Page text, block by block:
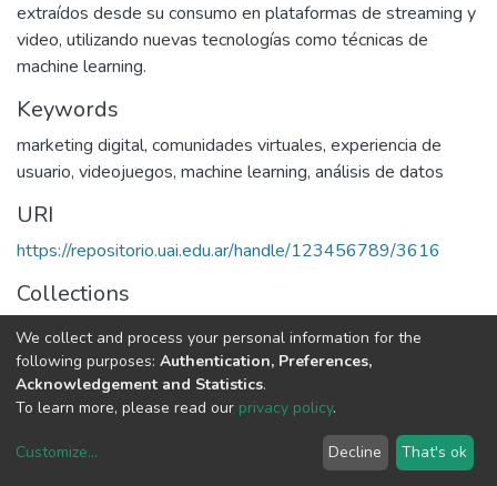
extraídos desde su consumo en plataformas de streaming y
video, utilizando nuevas tecnologías como técnicas de
machine learning.
Keywords
marketing digital, comunidades virtuales, experiencia de
usuario, videojuegos, machine learning, análisis de datos
URI
https://repositorio.uai.edu.ar/handle/123456789/3616
Collections
INGENIERÍA EN SISTEMAS INFORMÁTICOS
Full item page
DSpace software copyright © 2002-2026 LYRASIS
End User Agreement
We collect and process your personal information for the
following purposes: Authentication, Preferences,
Acknowledgement and Statistics.
To learn more, please read our privacy policy.
Customize... Decline That's ok